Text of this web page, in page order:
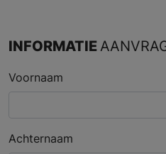
INFORMATIE
Voornaam
Achternaam